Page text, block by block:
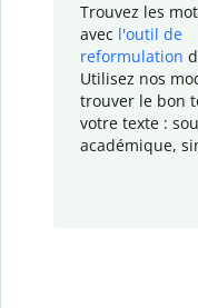
Trouvez les
avec l'outil de
reformulation
Utilisez nos
trouver le bon
votre texte :
académique,